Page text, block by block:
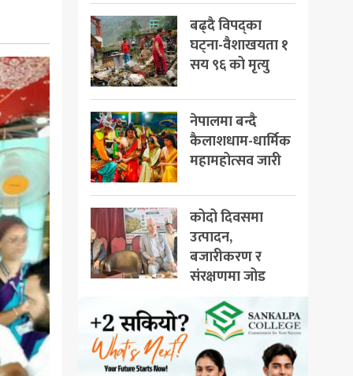
बढ्दै विपद्का
घट्ना-वैशाखयता १
सय ९६ को मृत्यु
नेपालमा बन्दै
कैलाशधाम-धार्मिक
महामहोत्सव जारी
कोदो दिवसमा
उत्पादन,
बजारीकरण र
संरक्षणमा जोड